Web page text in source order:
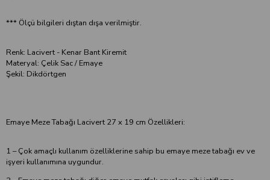
*** Ölçü bilgileri dıştan dışa verilmiştir.
Renk: Lacivert - Kenar Bant Kiremit
Materyal: Çelik Sac / Emaye
Şekil: Dikdörtgen
Emaye Meze Tabağı Lacivert 27 x 19 cm Özellikleri:
1 – Çok amaçlı kullanım özelliklerine sahip bu emaye meze tabağı ev ve
işyeri kullanımına uygundur.